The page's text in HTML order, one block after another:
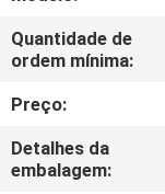
CONTROLE
DA
QUALIDADE
Quantidade de
ordem mínima:
Preço:
Detalhes da
embalagem: